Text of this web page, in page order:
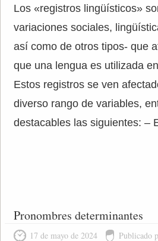
Los «registros lingüísticos»
variaciones sociales,
así como de otros tipos- que
que una lengua es utilizada
Estos registros se ven
diverso rango de variables,
destacables las siguientes: –
Pronombres determinantes
17 de mayo de 2024 Publicado